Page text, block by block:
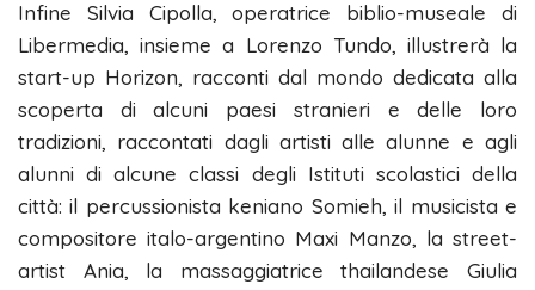
Infine Silvia Cipolla, operatrice biblio-museale di
Libermedia, insieme a Lorenzo Tundo, illustrerà la
start-up Horizon, racconti dal mondo dedicata alla
scoperta di alcuni paesi stranieri e delle loro
tradizioni, raccontati dagli artisti alle alunne e agli
alunni di alcune classi degli Istituti scolastici della
città: il percussionista keniano Somieh, il musicista e
compositore italo-argentino Maxi Manzo, la street-
artist Ania, la massaggiatrice thailandese Giulia